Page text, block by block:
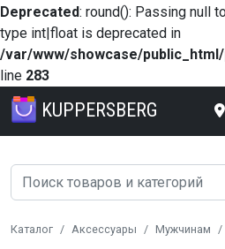
Deprecated: round(): Passing null
type int|float is deprecated in
/var/www/showcase/
line 283
KUPPERSBERG
Каталог Аксессуары Мужчинам